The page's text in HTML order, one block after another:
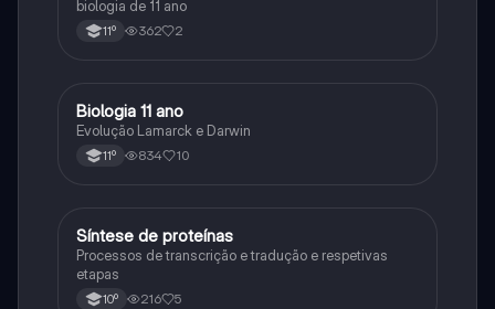
biologia de 11 ano
11º 362 2
Biologia
Biologia 11 ano
Evolução Lamarck e Darwin
11º 834 10
Biologia
Síntese de proteínas
Processos de transcrição e tradução e respetivas
etapas
10º 216 5